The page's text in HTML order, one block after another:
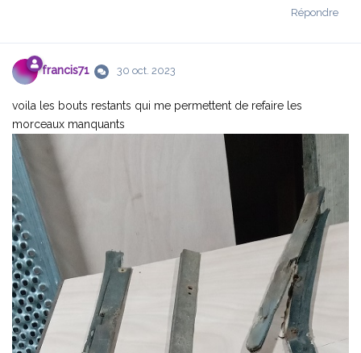
Répondre
francis71 30 oct. 2023
voila les bouts restants qui me permettent de refaire les
morceaux manquants